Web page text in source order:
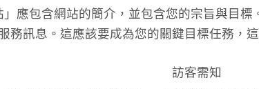
」應包含網站的簡介，並包含您的宗旨與目
務訊息。這應該要成為您的關鍵目標任務，
訪客需知